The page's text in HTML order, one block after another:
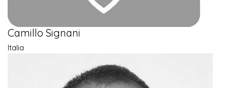
Camillo Signani
Italia